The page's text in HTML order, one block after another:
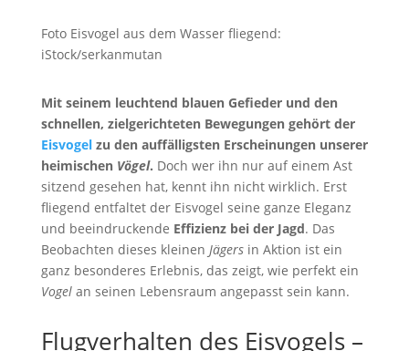
Foto Eisvogel aus dem Wasser fliegend:
iStock/serkanmutan
Mit seinem leuchtend blauen Gefieder und den
schnellen, zielgerichteten Bewegungen gehört der
Eisvogel zu den auffälligsten Erscheinungen unserer
heimischen Vögel. Doch wer ihn nur auf einem Ast
sitzend gesehen hat, kennt ihn nicht wirklich. Erst
fliegend entfaltet der Eisvogel seine ganze Eleganz
und beeindruckende Effizienz bei der Jagd. Das
Beobachten dieses kleinen Jägersin Aktion ist ein
ganz besonderes Erlebnis, das zeigt, wie perfekt ein
Vogelan seinen Lebensraum angepasst sein kann.
Flugverhalten des Eisvogels –